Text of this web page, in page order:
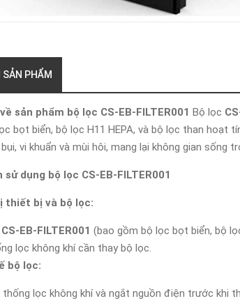
PHẨM
sản phẩm bộ lọc CS-EB-FILTER001 Bộ lọc
bọt biển, bộ lọc H11 HEPA, và bộ lọc than hoạt
vi khuẩn và mùi hôi, mang lại không gian sống
sử dụng bộ lọc CS-EB-FILTER001
thiết bị và bộ lọc:
CS-EB-FILTER001 (bao gồm bộ lọc bọt biển, bộ
lọc không khí cần thay bộ lọc.
bộ lọc:
thống lọc không khí và ngắt nguồn điện trước khi